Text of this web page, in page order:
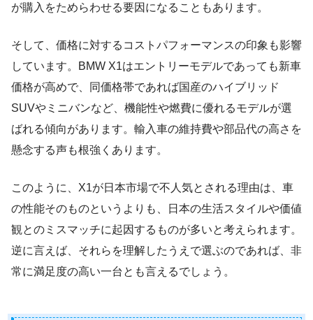
が購入をためらわせる要因になることもあります。
そして、価格に対するコストパフォーマンスの印象も影響
しています。BMW X1はエントリーモデルであっても新車
価格が高めで、同価格帯であれば国産のハイブリッド
SUVやミニバンなど、機能性や燃費に優れるモデルが選
ばれる傾向があります。輸入車の維持費や部品代の高さを
懸念する声も根強くあります。
このように、X1が日本市場で不人気とされる理由は、車
の性能そのものというよりも、日本の生活スタイルや価値
観とのミスマッチに起因するものが多いと考えられます。
逆に言えば、それらを理解したうえで選ぶのであれば、非
常に満足度の高い一台とも言えるでしょう。